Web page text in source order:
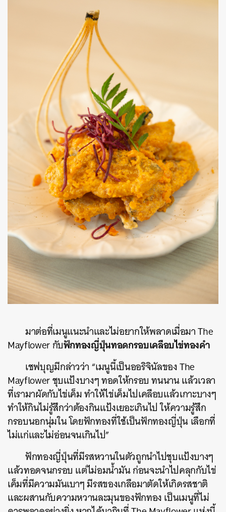
มาต่อที่เมนูแนะนำและไม่อยากให้พลาดเมื่อมา The
Mayflower กับฟักทองญี่ปุ่นทอดกรอบเคลือบไข่ทองคำ
เชฟบุญมีกล่าวว่า “เมนูนี้เป็นออริจินัลของ The
Mayflower ชุบแป้งบางๆ ทอดให้กรอบ ทนนาน แล้วเวลา
ที่เรามาผัดกับไข่เค็ม ทำให้ไข่เค็มไปเคลือบแล้วเกาะบางๆ
ทำให้กินไม่รู้สึกว่าต้องกินแป้งเยอะเกินไป ให้ความรู้สึก
กรอบนอกนุ่มใน โดยฟักทองที่ใช้เป็นฟักทองญี่ปุ่น เลือกที่
ไม่แก่และไม่อ่อนจนเกินไป”
ฟักทองญี่ปุ่นที่มีรสหวานในตัวถูกนำไปชุบแป้งบางๆ
แล้วทอดจนกรอบ แต่ไม่อมน้ำมัน ก่อนจะนำไปคลุกกับไข่
เค็มที่มีความมันเบาๆ มีรสของเกลือมาตัดให้เกิดรสชาติ
และผสานกับความหวานละมุนของฟักทอง เป็นเมนูที่ไม่